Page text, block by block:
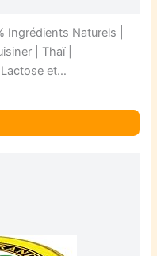
Ingrédients Naturels |
| Thaï |
et